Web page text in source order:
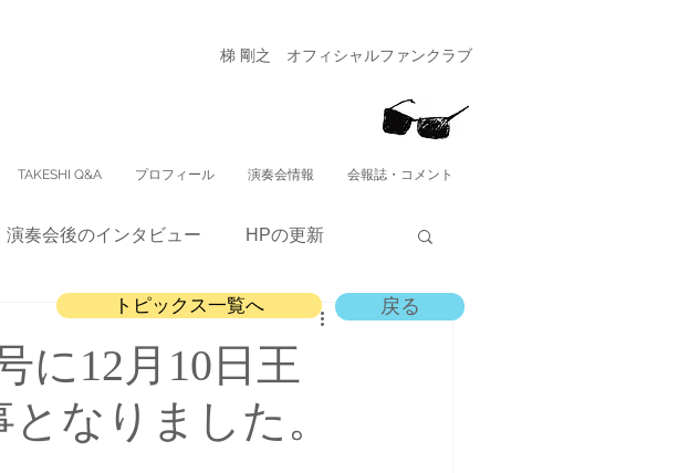
​梯 剛之 オフィシャルファンクラブ
TAKESHI Q&A プロフィール 演奏会情報 会報誌・コメント
演奏会後のインタビュー HPの更新
配信コンサート
に12月10日王
なりました。
トピックス一覧へ 戻る